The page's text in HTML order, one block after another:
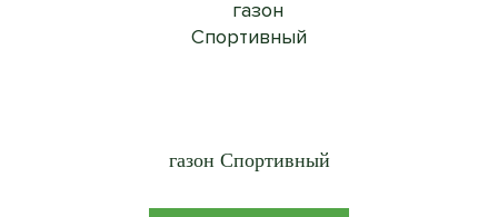
газон Спортивный